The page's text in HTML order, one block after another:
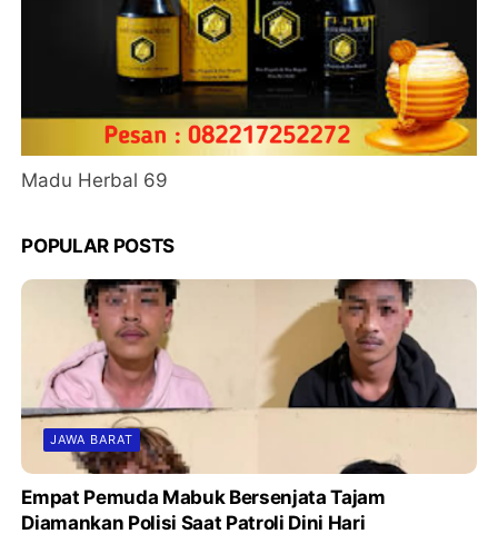
Madu Herbal 69
POPULAR POSTS
JAWA BARAT
Empat Pemuda Mabuk Bersenjata Tajam
Diamankan Polisi Saat Patroli Dini Hari